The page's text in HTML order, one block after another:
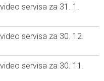
servisa za 31. 1.
servisa za 30. 12.
servisa za 30. 11.